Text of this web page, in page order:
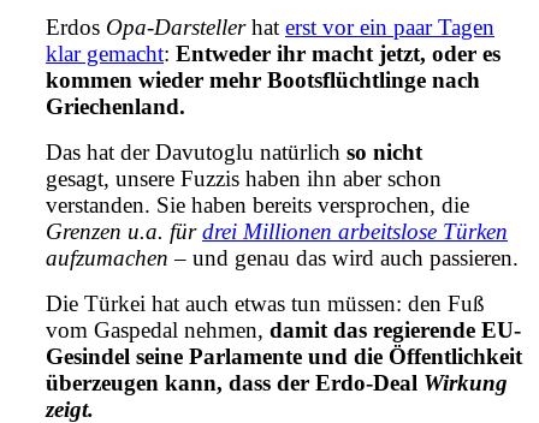
Erdos Opa-Darstellerhat erst vor ein paar Tagen
klar gemacht: Entweder ihr macht jetzt, oder es
kommen wieder mehr Bootsflüchtlinge nach
Griechenland.
Das hat der Davutoglu natürlich so nicht
gesagt, unsere Fuzzis haben ihn aber schon
verstanden. Sie haben bereits versprochen, die
Grenzen u.a. fürdrei Millionen arbeitslose Türken
aufzumachen – und genau das wird auch passieren.
Die Türkei hat auch etwas tun müssen: den Fuß
vom Gaspedal nehmen, damit das regierende EU-
Gesindel seine Parlamente und die Öffentlichkeit
überzeugen kann, dass der Erdo-Deal Wirkung
zeigt.